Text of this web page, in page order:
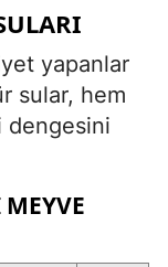
yapanlar
sular, hem
dengesini